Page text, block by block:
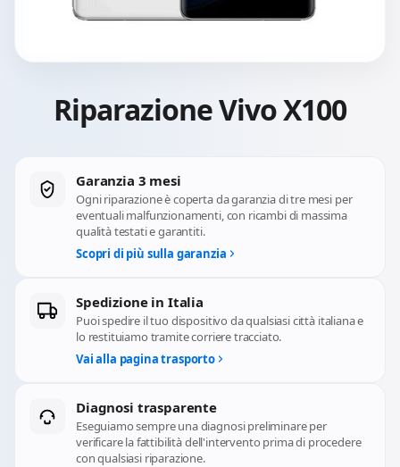
Riparazione Vivo X100
Garanzia 3 mesi
Ogni riparazione è coperta da garanzia di tre mesi per
eventuali malfunzionamenti, con ricambi di massima
qualità testati e garantiti.
Scopri di più sulla garanzia
Spedizione in Italia
Puoi spedire il tuo dispositivo da qualsiasi città italiana e
lo restituiamo tramite corriere tracciato.
Vai alla pagina trasporto
Diagnosi trasparente
Eseguiamo sempre una diagnosi preliminare per
verificare la fattibilità dell'intervento prima di procedere
con qualsiasi riparazione.